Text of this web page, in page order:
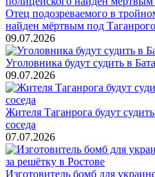
Отец подозреваемого в
найден мёртвым под
09.07.2026
Уголовника будут судить в
09.07.2026
Жителя Таганрога будут
соседа
07.07.2026
Изготовитель бомб для